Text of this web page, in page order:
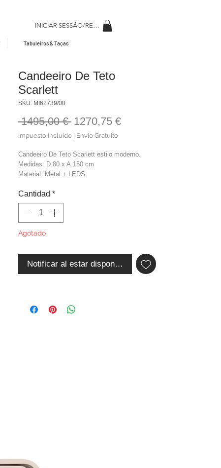
INICIAR SESSÃO/REGISAR
Tabuleiros & Taças
Candeeiro De Teto
Scarlett
SKU: MI62739/00
1495,00 € Precio
1270,75 €Precio
Impuesto incluido Envio Gratuito
Candeeiro De Teto Scarlett estilo moderno.
Medidas: D.80 x A.150 cm
Material: Metal + LEDS
Peso: 3,50 kg
Cantidad *
Agotado
Notificar al estar disponible